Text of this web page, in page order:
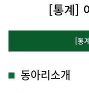
[통계]
[통
동아리소개